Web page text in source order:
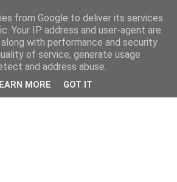
from Google to deliver its services
Your IP address and user-agent are
with performance and security
of service, generate usage
and address abuse.
MORE GOT IT